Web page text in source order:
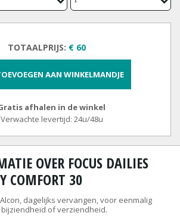
TOTAALPRIJS: € 60
AAN WINKELMANDJE
afhalen in de winkel
Verwachte levertijd: 24u/48u
OVER FOCUS DAILIES
COMFORT 30
dagelijks vervangen, voor eenmalig
of verziendheid.